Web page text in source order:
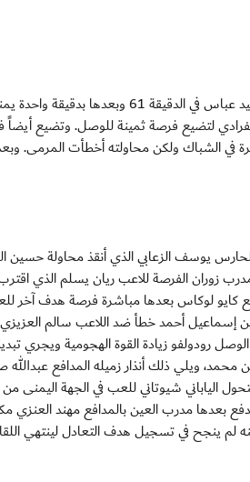
ويدفع الأرجنتيني رودولفو مدرب الوصل باللاعب
لتضيع فرصة ثمينة للوصل. وتضيع
وضع الكرة في الشباك ولكن محاولته أخطأت
يوسف الزعابي الذي أنقذ محاولة
الملعب في الدقيقة 71 ليمنح المدرب زوران الفرصة للاعب
كايو لوكاس بعدها مباشرة فرصة هدف آخر
أحمد خطأ ضد اللاعب سالم العزيزي
الدقيقة 77. ويحاول مدرب الوصل رودولفو زيادة القوة
المهاجم حسن محمد، ويلي ذلك أنذار زميله
الأحبابي ويتحول الياباني شيوتاني للعب في الجهة
هدف الوصل الوحيد في الدقيقة 91 ، ويدفع بعدها مدرب العين
لم ينجح في تسجيل هدف التعادل لينتهي